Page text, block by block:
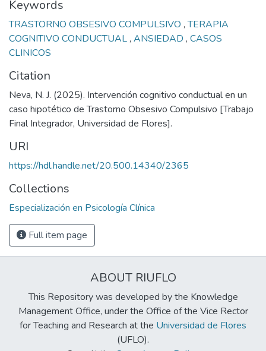
Keywords
TRASTORNO OBSESIVO COMPULSIVO ,TERAPIA
COGNITIVO CONDUCTUAL, ANSIEDAD , CASOS
CLINICOS
Citation
Neva, N. J. (2025). Intervención cognitivo conductual en un
caso hipotético de Trastorno Obsesivo Compulsivo [Trabajo
Final Integrador, Universidad de Flores].
URI
https://hdl.handle.net/20.500.14340/2365
Collections
Especialización en Psicología Clínica
Full item page
ABOUT RIUFLO
This Repository was developed by the Knowledge
Management Office, under the Office of the Vice Rector
for Teaching and Research at the Universidad de Flores
(UFLO).